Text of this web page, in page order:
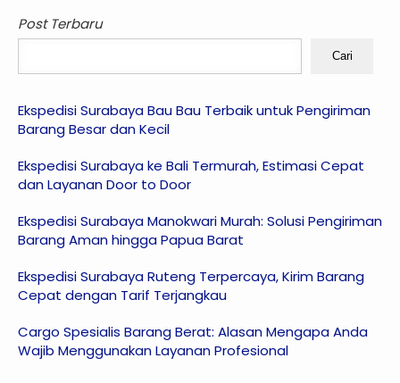
Post Terbaru
Cari
Ekspedisi Surabaya Bau Bau Terbaik untuk Pengiriman
Barang Besar dan Kecil
Ekspedisi Surabaya ke Bali Termurah, Estimasi Cepat
dan Layanan Door to Door
Ekspedisi Surabaya Manokwari Murah: Solusi Pengiriman
Barang Aman hingga Papua Barat
Ekspedisi Surabaya Ruteng Terpercaya, Kirim Barang
Cepat dengan Tarif Terjangkau
Cargo Spesialis Barang Berat: Alasan Mengapa Anda
Wajib Menggunakan Layanan Profesional